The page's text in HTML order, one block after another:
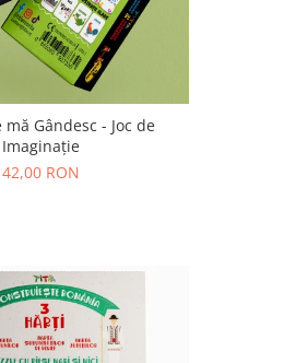
mă Gândesc - Joc de
Imaginație
42,00 RON